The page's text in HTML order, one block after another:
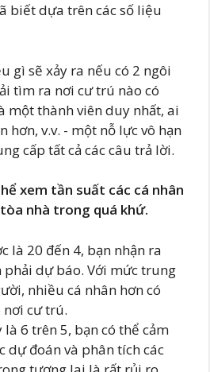
biết dựa trên các số liệu
gì sẽ xảy ra nếu có 2 ngôi
tìm ra nơi cư trú nào có
một thành viên duy nhất, ai
hơn, v.v. - một nỗ lực vô hạn
cấp tất cả các câu trả lời.
xem tần suất các cá nhân
nhà trong quá khứ.
là 20 đến 4, bạn nhận ra
phải dự báo. Với mức trung
nhiều cá nhân hơn có
nơi cư trú.
6 trên 5, bạn có thể cảm
dự đoán và phân tích các